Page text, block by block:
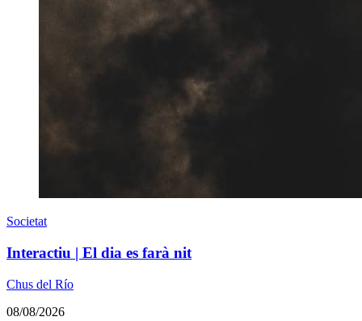
Societat
Interactiu | El dia es farà nit
Chus del Río
08/08/2026